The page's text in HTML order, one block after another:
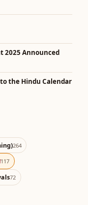
2025 Announced
the Hindu Calendar
264
117
72